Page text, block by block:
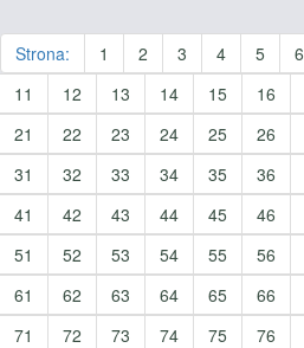
Strona: 1 2 3 4 5 6
11
12 13 14 15 16
21
22 23 24 25 26
31
32 33 34 35 36
41
42 43 44 45 46
51
52 53 54 55 56
61
62 63 64 65 66
71
72 73 74 75 76